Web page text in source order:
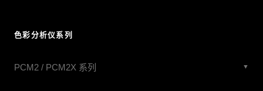
色彩分析仪系列
PCM2 / PCM2X 系列 ▼